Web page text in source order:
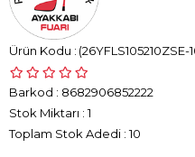
(26YFLS105210ZSE-
Barkod : 8682906852222
Stok Miktarı : 1
Toplam Stok Adedi : 10